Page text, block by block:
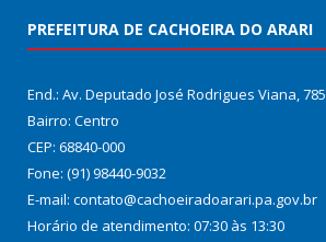
PREFEITURA DE CACHOEIRA DO ARARI
End.: Av. Deputado José Rodrigues Viana, 785
Bairro: Centro
CEP: 68840-000
Fone: (91) 98440-9032
E-mail: contato@cachoeiradoarari.pa.gov.br
Horário de atendimento: 07:30 às 13:30